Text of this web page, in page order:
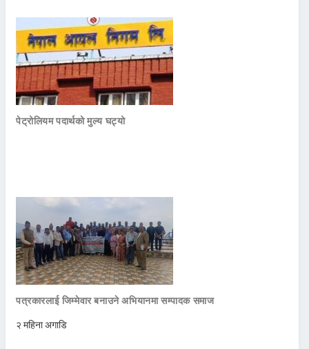
पेट्रोलियम पदार्थको मुल्य घट्यो
पत्रकारलाई जिम्मेवार बनाउने अभियानमा सम्पादक समाज
२ महिना अगाडि